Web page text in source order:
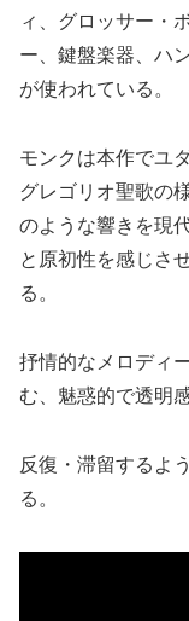
ィ、グロッサー・
ー、鍵盤楽器、ハ
が使われている。
モンクは本作でユ
グレゴリオ聖歌の
のような響きを現
と原初性を感じさ
る。
抒情的なメロディ
む、魅惑的で透明
反復・滞留するよ
る。